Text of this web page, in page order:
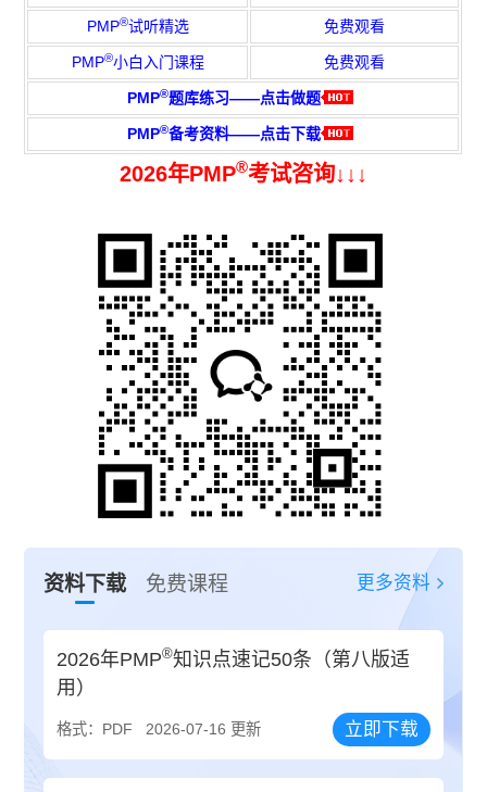
PMP®试听精选 免费观看
PMP®小白入门课程 免费观看
PMP®题库练习——点击做题
PMP®备考资料——点击下载
2026年PMP®考试咨询↓↓↓
资料下载 免费课程 更多资料
2026年PMP®知识点速记50条（第八版适
用）
格式：PDF 2026-07-16 更新 立即下载